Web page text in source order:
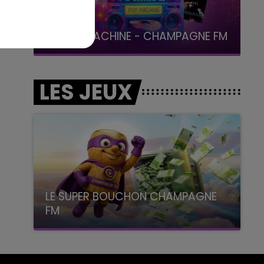
LA POP MACHINE - CHAMPAGNE FM
LES JEUX
LE SUPER BOUCHON CHAMPAGNE
FM
avec La Famille Champagne FM, à 8H10